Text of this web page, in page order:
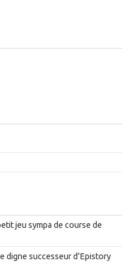
jeu sympa de course de
digne successeur d’Epistory